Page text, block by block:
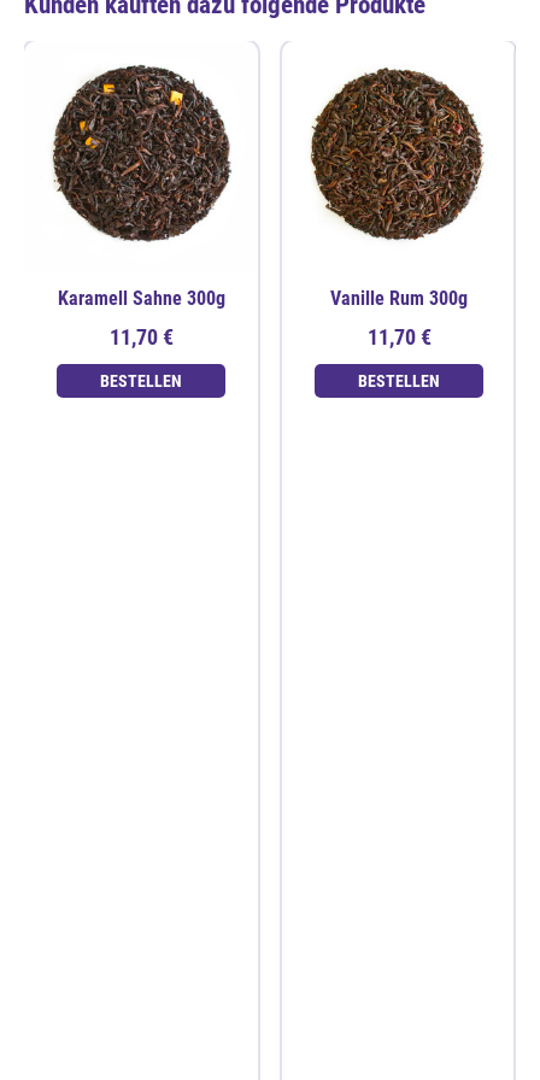
Karamell Sahne 300g
11,70 €
BESTELLEN
Vanille Rum 300g
11,70 €
BESTELLEN